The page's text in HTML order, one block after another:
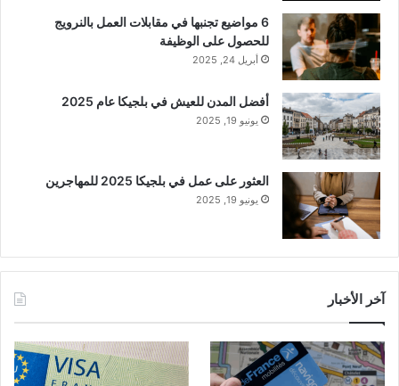
6 مواضيع تجنبها في مقابلات العمل بالنرويج
للحصول على الوظيفة
أبريل 24, 2025
أفضل المدن للعيش في بلجيكا عام 2025
يونيو 19, 2025
العثور على عمل في بلجيكا 2025 للمهاجرين
يونيو 19, 2025
آخر الأخبار